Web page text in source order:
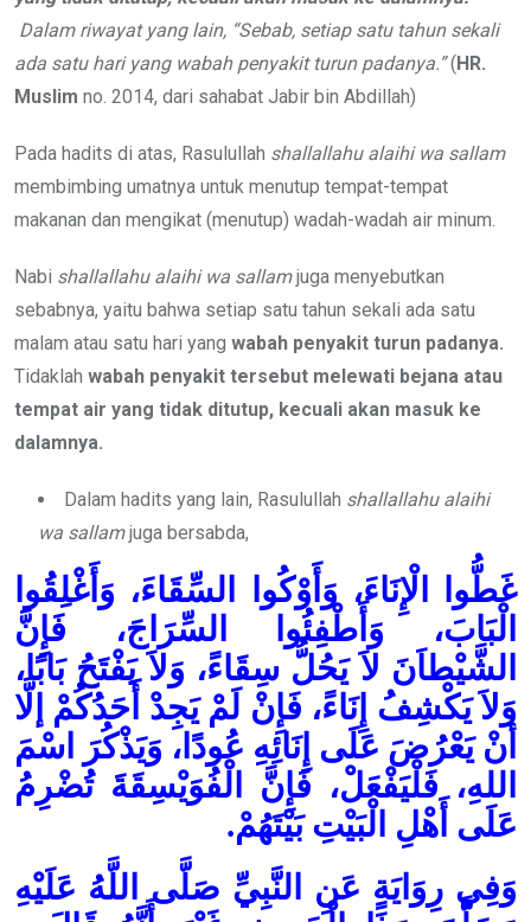
Dalam riwayat yang lain, “Sebab, setiap satu tahun sekali
ada satu hariyang wabah penyakit turun padanya.”(HR.
Muslim no. 2014, dari sahabat Jabir bin Abdillah)
Pada hadits di atas, Rasulullah shallallahu alaihi wa sallam
membimbing umatnya untuk menutup tempat-tempat
makanan dan mengikat (menutup) wadah-wadah air minum.
Nabi shallallahu alaihi wa sallamjuga menyebutkan
sebabnya, yaitu bahwa setiap satu tahun sekali ada satu
malam atau satu hari yang wabah penyakit turun padanya.
Tidaklah wabah penyakit tersebut melewati bejana atau
tempat air yang tidak ditutup, kecuali akan masuk ke
dalamnya.
Dalam hadits yang lain, Rasulullah shallallahu alaihi
wa sallamjuga bersabda,
غَطُّوا الْإِنَاءَ، وَأَوْكُوا السِّقَاءَ، وَأَغْلِقُوا
الْبَابَ، وَأَطْفِئُوا السِّرَاجَ، فَإِنَّ
الشَّيْطاَنَ لاَ يَحُلُّ سِقَاءً، وَلاَ يَفْتَحُ بَابًا،
وَلاَ يَكْشِفُ إِنَاءً، فَإِنْ لَمْ يَجِدْ أَحَدُكُمْ إلَّا
أنْ يَعْرُضَ عَلَى إِنَائِهِ عُودًا، وَيَذْكُرَ اسْمَ
اللهِ، فَلْيَفْعَلْ، فَإِنَّ الْفُوَيْسِقَةَ تُضْرِمُ
عَلَى أَهْلِ الْبَيْتِ بَيْتَهُمْ.
وَفِي رِوَايَةٍ عَنِ النَّبِيِّ صَلَّى اللَّهُ عَلَيْهِ